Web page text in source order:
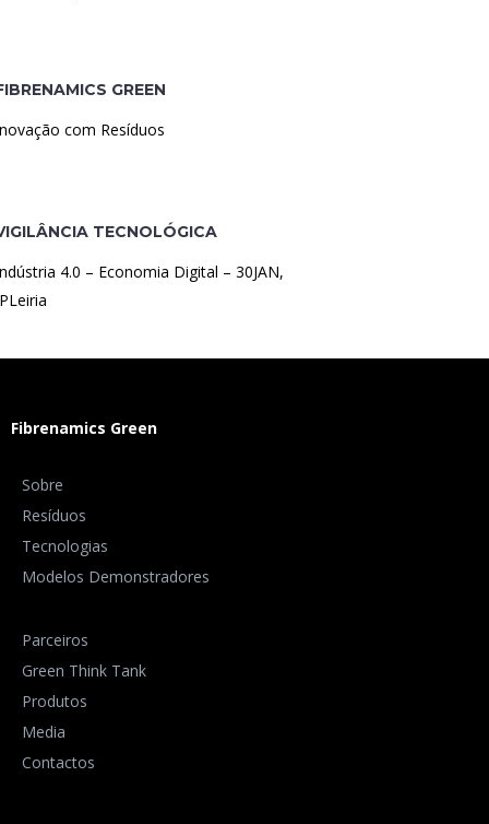
GREEN
com Resíduos
TECNOLÓGICA
4.0 – Economia Digital – 30JAN,
Fibrenamics Green
Sobre
Resíduos
Tecnologias
Modelos Demonstradores
Parceiros
Green Think Tank
Produtos
Media
Contactos